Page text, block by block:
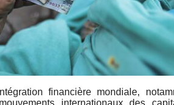
financière mondiale,
internationaux des